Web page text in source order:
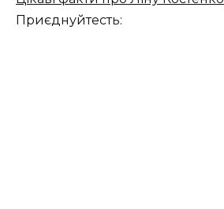
Приєднуйтесть: